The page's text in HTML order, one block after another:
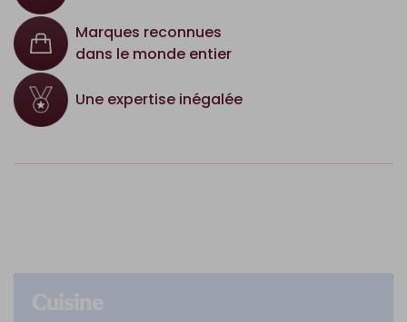
Marques reconnues
dans le monde entier
Une expertise inégalée